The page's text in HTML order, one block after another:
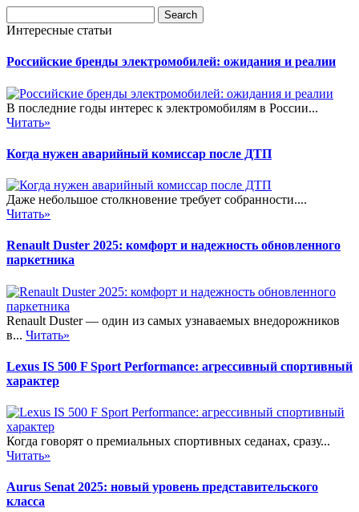
Интересные статьи
Российские бренды электромобилей: ожидания и реалии
В последние годы интерес к электромобилям в России...
Читать»
Когда нужен аварийный комиссар после ДТП
Даже небольшое столкновение требует собранности....
Читать»
Renault Duster 2025: комфорт и надежность обновленного
паркетника
Renault Duster — один из самых узнаваемых внедорожников
в... Читать»
Lexus IS 500 F Sport Performance: агрессивный спортивный
характер
Когда говорят о премиальных спортивных седанах, сразу...
Читать»
Aurus Senat 2025: новый уровень представительского
класса